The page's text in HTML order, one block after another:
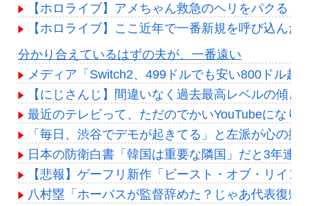
【ホロライブ】アメちゃん救急のヘリをパクる→
【ホロライブ】ここ近年で一番新規を呼び込んだ
Powered by livedoor 相互RSS
分かり合えているはずの夫が、一番遠い
メディア「Switch2、499ドルでも安い800ドル超
【にじさんじ】間違いなく過去最高レベルの傾き
最近のテレビって、ただのでかいYouTubeになり
「毎日、渋谷でデモが起きてる」と左派が心の
日本の防衛白書「韓国は重要な隣国」だと3年連
【悲報】ゲーフリ新作「ビースト・オブ・リイ
八村塁「ホーバスが監督辞めた？じゃあ代表復